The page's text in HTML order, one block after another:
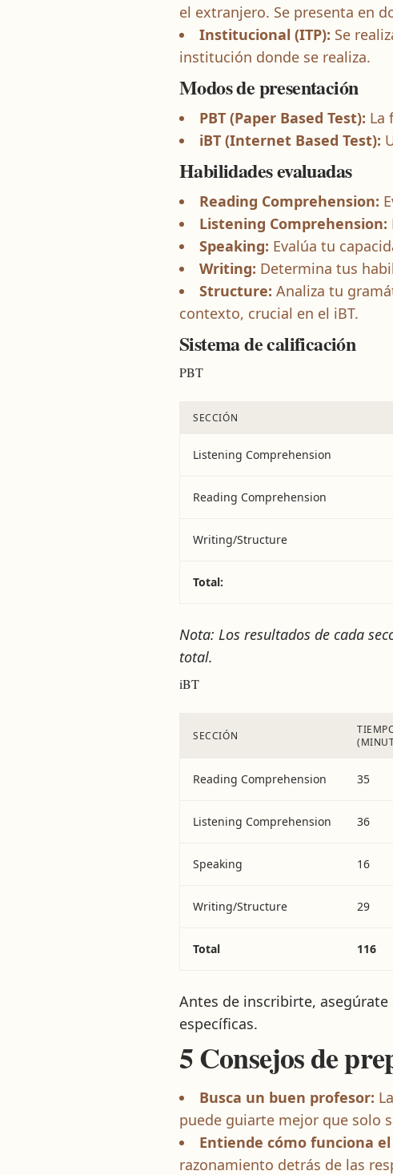
el extranjero. Se presenta en
Institucional (ITP): Se
institución donde se realiza.
Modos de presentación
PBT (Paper Based Test): La
iBT (Internet Based Test):
Habilidades evaluadas
Reading Comprehension:
Listening Comprehension:
Speaking: Evalúa tu
Writing: Determina tus
Structure: Analiza tu
contexto, crucial en el iBT.
Sistema de calificación
PBT
SECCIÓN
Listening Comprehension
Reading Comprehension
Writing/Structure
Total:
Nota: Los resultados de cada
total.
iBT
SECCIÓN
Reading Comprehension 35
Listening Comprehension 36
Speaking 16
Writing/Structure 29
Total 116
Antes de inscribirte,
específicas.
5 Consejos de
Busca un buen profesor:
puede guiarte mejor que solo
Entiende cómo funciona
razonamiento detrás de las